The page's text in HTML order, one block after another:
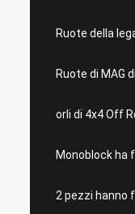
Ruote della
Ruote di MAG
orli di 4x4 Off
Monoblock ha
2 pezzi hanno